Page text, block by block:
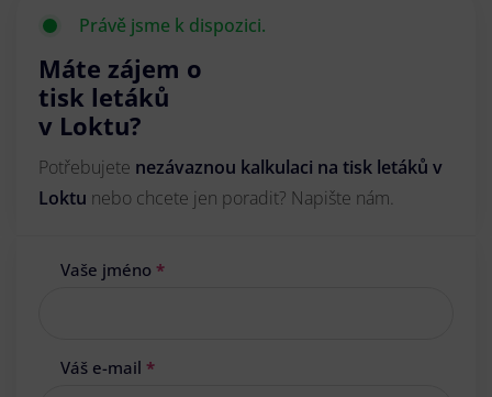
Právě jsme k dispozici.
Máte zájem o
tisk letáků
v Loktu?
Potřebujete nezávaznou kalkulaci na tisk letáků v
Loktu nebo chcete jen poradit? Napište nám.
Vaše jméno *
Váš e-mail *